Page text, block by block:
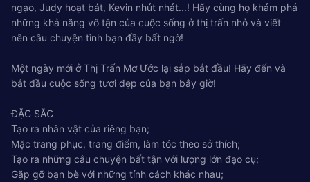
ngạo, Judy hoạt bát, Kevin nhút nhát...! Hãy cùng họ khám phá
những khả năng vô tận của cuộc sống ở thị trấn nhỏ và viết
nên câu chuyện tình bạn đầy bất ngờ!
Một ngày mới ở Thị Trấn Mơ Ước lại sắp bắt đầu! Hãy đến và
bắt đầu cuộc sống tươi đẹp của bạn bây giờ!
ĐẶC SẮC
Tạo ra nhân vật của riêng bạn;
Mặc trang phục, trang điểm, làm tóc theo sở thích;
Tạo ra những câu chuyện bất tận với lượng lớn đạo cụ;
Gặp gỡ bạn bè với những tính cách khác nhau;